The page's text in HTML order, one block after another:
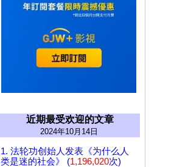
近期最受欢迎的文章
2024年10月14日
1. 法轮功创始人发表《为什么人
类是迷的社会》 (1,196,020次)